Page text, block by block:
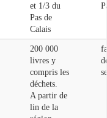
et 1/3 du
Pas de
Calais
200 000
livres y
compris les
déchets.
A partir de
lin de la